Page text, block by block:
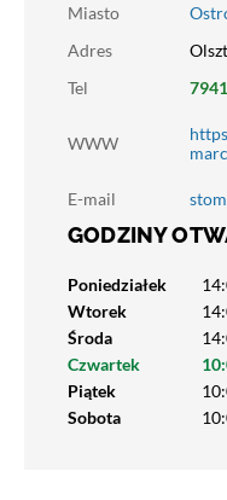
Miasto
Adres
Tel
WWW
E-mail
GODZINY
Poniedziałek
Wtorek
Środa
Czwartek
Piątek
Sobota